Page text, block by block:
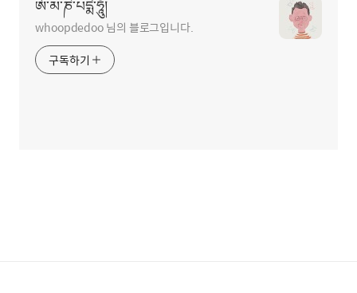
ཨོཾ་མ་ཎི་པདྨེ་ཧཱུྃ།
whoopdedoo 님의 블로그입니다.
구독하기